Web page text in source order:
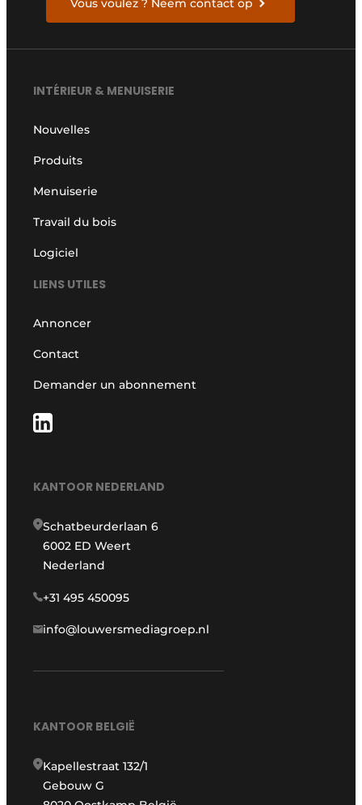
Vous voulez ? Neem contact op
INTÉRIEUR & MENUISERIE
Nouvelles
Produits
Menuiserie
Travail du bois
Logiciel
LIENS UTILES
Annoncer
Contact
Demander un abonnement
KANTOOR NEDERLAND
Schatbeurderlaan 6
6002 ED Weert
Nederland
+31 495 450095
info@louwersmediagroep.nl
KANTOOR BELGIË
Kapellestraat 132/1
Gebouw G